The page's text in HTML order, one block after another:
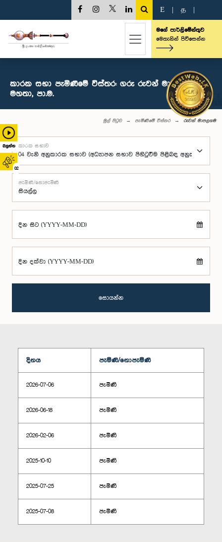
බලන්න
02
E த
මගේ පාර්ලිමේන්තුව
මෙතැනින් පිවිසෙන්න
කාරක සභා පැමිණීමේ විස්තර: ගරු රුවන් මාපලගම
මහතා, පා.ම.
මුල් පිටුව පැමිණීමේ විස්තර රුවන් මාපලගම
කාරක සභාව
පැමිණි/නොපැමිණි
දින සිට (YYYY-MM-DD)
දින දක්වා (YYYY-MM-DD)
සොයන්න
දිනය පැමිණි/නොපැමිණි
2026-07-06 පැමිණි
2026-06-18 පැමිණි
2026-02-06 පැමිණි
2025-10-10 පැමිණි
2025-07-25 පැමිණි
2025-07-08 පැමිණි